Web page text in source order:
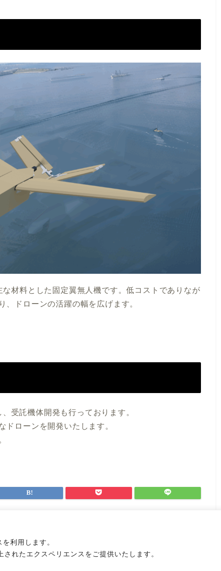
利用します。
れたエクスペリエンスをご提供いたします。
材料とした固定翼無人機です。低コストでありなが
、ドローンの活躍の幅を広げます。
受託機体開発も行っております。
ドローンを開発いたします。